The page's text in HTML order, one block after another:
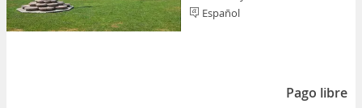
Español
Pago libre